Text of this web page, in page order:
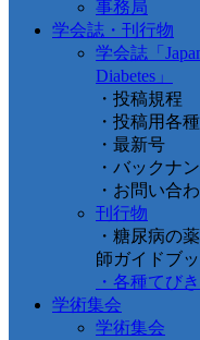
事務局
学会誌・刊行物
学会誌「
Diabetes」
・投稿規程
・投稿用各
・最新号
・バックナ
・お問い合
刊行物
・糖尿病の
師ガイドブ
・各種てび
学術集会
学術集会